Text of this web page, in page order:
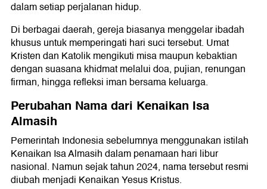
dalam setiap perjalanan hidup.
Di berbagai daerah, gereja biasanya menggelar ibadah
khusus untuk memperingati hari suci tersebut. Umat
Kristen dan Katolik mengikuti misa maupun kebaktian
dengan suasana khidmat melalui doa, pujian, renungan
firman, hingga refleksi iman bersama keluarga.
Perubahan Nama dari Kenaikan Isa
Almasih
Pemerintah Indonesia sebelumnya menggunakan istilah
Kenaikan Isa Almasih dalam penamaan hari libur
nasional. Namun sejak tahun 2024, nama tersebut resmi
diubah menjadi Kenaikan Yesus Kristus.